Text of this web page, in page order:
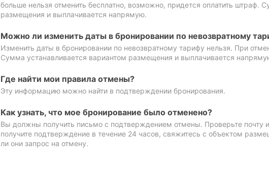
больше нельзя отменить бесплатно, возможно, придется оплатить штраф.
размещения и выплачивается напрямую.
Можно ли изменить даты в бронировании по невозвратному
Изменить даты в бронировании по невозвратному тарифу нельзя. При
Сумма устанавливается вариантом размещения и выплачивается
Где найти мои правила отмены?
Эту информацию можно найти в подтверждении бронирования.
Как узнать, что мое бронирование было отменено?
Вы должны получить письмо с подтверждением отмены. Проверьте почту
получите подтверждение в течение 24 часов, свяжитесь с объектом
ли они запрос на отмену.